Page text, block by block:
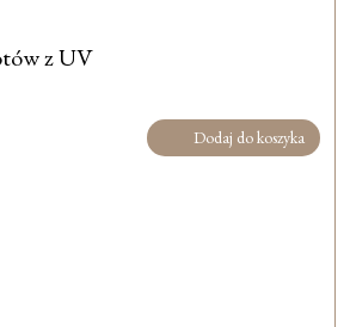
z UV
Dodaj do koszyka